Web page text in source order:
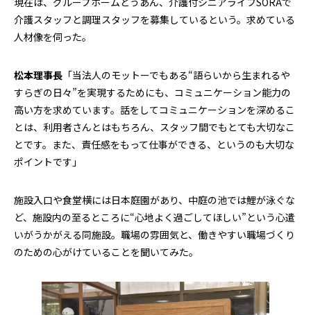
介護スタッフと調理スタッフを募集しているという。求めている
人材像を伺った。
松本理事長 「当法人のモットーでもある“語らいから生まれるや
すらぎの日々”を実現するためにも、コミュニケーション能力の
高い方を求めています。話をしてコミュニケーションを深めるこ
とは、利用者さんとはもちろん、スタッフ間でもとても大切なこ
とです。また、責任感をもって仕事ができる、というのも大切な
ポイントです」
施設入口や食堂横には日本庭園があり、中庭の池では鯉が泳ぐな
ど、施設内の至るところに“心地よく過ごしてほしい”という心遣
いがうかがえる同施設。職場の雰囲気と、働きやすい職場づくり
のための心がけていることを聞いてみた。